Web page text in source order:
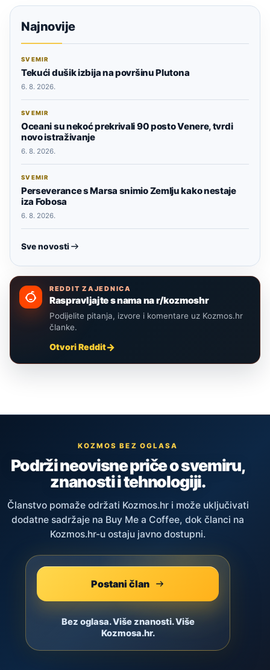
Najnovije
SVEMIR
Tekući dušik izbija na površinu Plutona
6. 8. 2026.
SVEMIR
Oceani su nekoć prekrivali 90 posto Venere, tvrdi
novo istraživanje
6. 8. 2026.
SVEMIR
Perseverance s Marsa snimio Zemlju kako nestaje
iza Fobosa
6. 8. 2026.
Sve novosti
REDDIT ZAJEDNICA
Raspravljajte s nama na r/kozmoshr
Podijelite pitanja, izvore i komentare uz Kozmos.hr
članke.
Otvori Reddit
KOZMOS BEZ OGLASA
Podrži neovisne priče o svemiru,
znanosti i tehnologiji.
Članstvo pomaže održati Kozmos.hr i može uključivati
dodatne sadržaje na Buy Me a Coffee, dok članci na
Kozmos.hr-u ostaju javno dostupni.
Postani član
Bez oglasa. Više znanosti. Više
Kozmosa.hr.